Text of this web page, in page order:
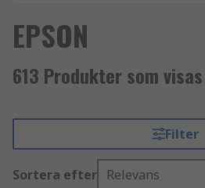
EPSON
613 Produkter som visas
Filter
Sortera efter Relevans